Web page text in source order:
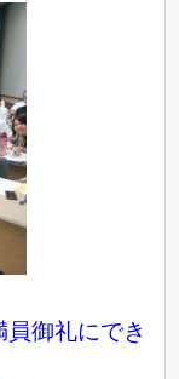
員御礼にでき